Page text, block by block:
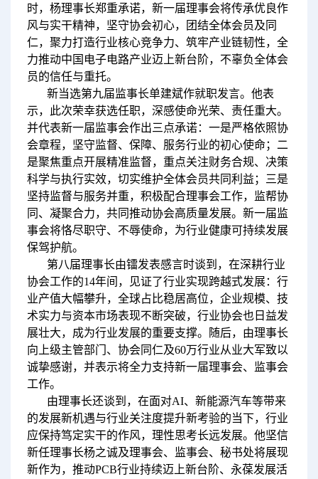
时，杨理事长郑重承诺，新一届理事会将传承优良作
风与实干精神，坚守协会初心，团结全体会员及同
仁，聚力打造行业核心竞争力、筑牢产业链韧性，全
力推动中国电子电路产业迈上新台阶，不辜负全体会
员的信任与重托。
新当选第九届监事长单建斌作就职发言。他表
示，此次荣幸获选任职，深感使命光荣、责任重大。
并代表新一届监事会作出三点承诺：一是严格依照协
会章程，坚守监督、保障、服务行业的初心使命；二
是聚焦重点开展精准监督，重点关注财务合规、决策
科学与执行实效，切实维护全体会员共同利益；三是
坚持监督与服务并重，积极配合理事会工作，监帮协
同、凝聚合力，共同推动协会高质量发展。新一届监
事会将恪尽职守、不辱使命，为行业健康可持续发展
保驾护航。
第八届理事长由镭发表感言时谈到，在深耕行业
协会工作的14年间，见证了行业实现跨越式发展：行
业产值大幅攀升，全球占比稳居高位，企业规模、技
术实力与资本市场表现不断突破，行业协会也日益发
展壮大，成为行业发展的重要支撑。随后，由理事长
向上级主管部门、协会同仁及60万行业从业大军致以
诚挚感谢，并表示将全力支持新一届理事会、监事会
工作。
由理事长还谈到，在面对AI、新能源汽车等带来
的发展新机遇与行业关注度提升新考验的当下，行业
应保持笃定实干的作风，理性思考长远发展。他坚信
新任理事长杨之诚及理事会、监事会、秘书处将展现
新作为，推动PCB行业持续迈上新台阶、永葆发展活